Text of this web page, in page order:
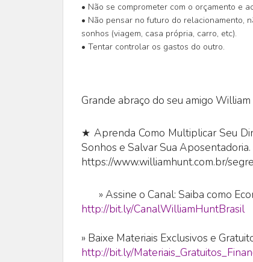
• Não se comprometer com o orçamento e
• Não pensar no futuro do relacionamento,
sonhos (viagem, casa própria, carro, etc).
• Tentar controlar os gastos do outro.
Grande abraço do seu amigo
★ Aprenda Como Multiplicar Seu
Sonhos e Salvar Sua
https://www.williamhunt.com.br/
»Assine o Canal: Saiba como
http://bit.ly/CanalWilliamHuntBrasil
» Baixe Materiais Exclusivos e
http://bit.ly/